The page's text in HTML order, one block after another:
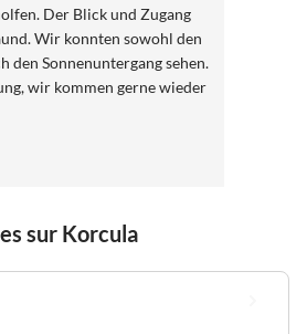
Der Blick und Zugang
Wir konnten sowohl den
den Sonnenuntergang sehen.
wir kommen gerne wieder
sur Korcula